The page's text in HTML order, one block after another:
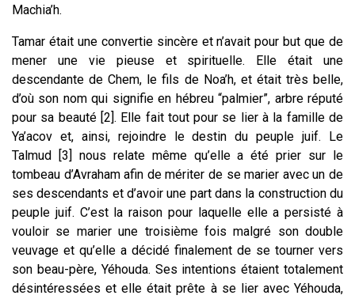
Machia’h.
Tamar était une convertie sincère et n’avait pour but que de
mener une vie pieuse et spirituelle. Elle était une
descendante de Chem, le fils de Noa’h, et était très belle,
d’où son nom qui signifie en hébreu “palmier”, arbre réputé
pour sa beauté [2]. Elle fait tout pour se lier à la famille de
Ya’acov et, ainsi, rejoindre le destin du peuple juif. Le
Talmud [3] nous relate même qu’elle a été prier sur le
tombeau d’Avraham afin de mériter de se marier avec un de
ses descendants et d’avoir une part dans la construction du
peuple juif. C’est la raison pour laquelle elle a persisté à
vouloir se marier une troisième fois malgré son double
veuvage et qu’elle a décidé finalement de se tourner vers
son beau-père, Yéhouda. Ses intentions étaient totalement
désintéressées et elle était prête à se lier avec Yéhouda,